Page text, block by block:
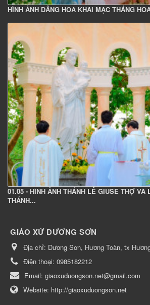
HÌNH ẢNH DÂNG HOA KHAI MẠC THÁNG
01.05 - HÌNH ẢNH THÁNH LỄ GIUSE THỢ VÀ
THÁNH...
GIÁO XỨ DƯƠNG SƠN
Địa chỉ: Dương Sơn, Hương Toàn, tx
Điện thoại: 0985182212
Email: giaoxuduongson.net@gmail.com
Website: http://giaoxuduongson.net